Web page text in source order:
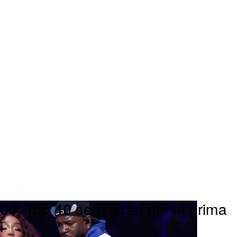
Top 40 senza rap per la prima